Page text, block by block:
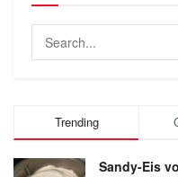
Trending
Sandy-Eis